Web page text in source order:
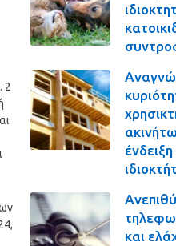
2
και